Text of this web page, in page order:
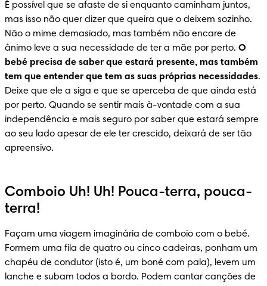
É possível que se afaste de si enquanto caminham juntos,
mas isso não quer dizer que queira que o deixem sozinho.
Não o mime demasiado, mas também não encare de
ânimo leve a sua necessidade de ter a mãe por perto. O
bebé precisa de saber que estará presente, mas também
tem que entender que tem as suas próprias necessidades.
Deixe que ele a siga e que se aperceba de que ainda está
por perto. Quando se sentir mais à-vontade com a sua
independência e mais seguro por saber que estará sempre
ao seu lado apesar de ele ter crescido, deixará de ser tão
apreensivo.
Comboio Uh! Uh! Pouca-terra, pouca-
terra!
Façam uma viagem imaginária de comboio com o bebé.
Formem uma fila de quatro ou cinco cadeiras, ponham um
chapéu de condutor (isto é, um boné com pala), levem um
lanche e subam todos a bordo. Podem cantar canções de